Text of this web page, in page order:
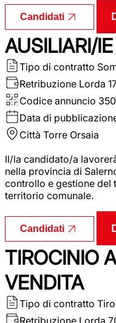
Candidati
AUSILIARI/
Tipo di contratto
Retribuzione Lorda
Codice annuncio
Data di
Città Torre Orsaia
Il/la candidato/a
nella provincia di
controllo e gestione del
territorio comunale.
Candidati
TIROCINIO
VENDITA
Tipo di contratto
Retribuzione Lorda